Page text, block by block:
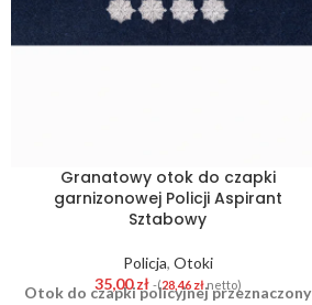
Granatowy otok do czapki
garnizonowej Policji Aspirant
Sztabowy
Policja, Otoki
35,00zł -(28,46 złnetto)
Otok do czapki policyjnej przeznaczony